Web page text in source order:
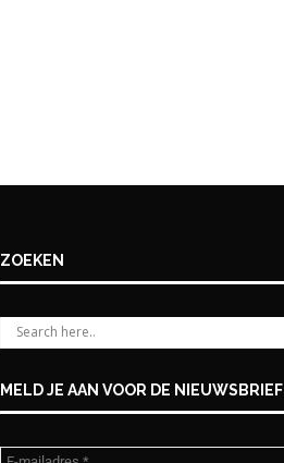
ZOEKEN
MELD JE AAN VOOR DE NIEUWSBRIEF